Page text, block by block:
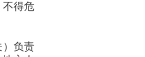
不得危
）负责